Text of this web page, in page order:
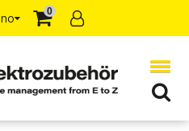
0